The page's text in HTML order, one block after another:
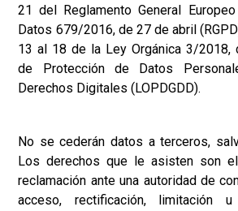
21 del Reglamento General
Datos 679/2016, de 27 de abril
13 al 18 de la Ley Orgánica 3/2018,
de Protección de Datos
Derechos Digitales (LOPDGDD).
No se cederán datos a terceros,
Los derechos que le asisten son
reclamación ante una autoridad de
acceso, rectificación, limitación